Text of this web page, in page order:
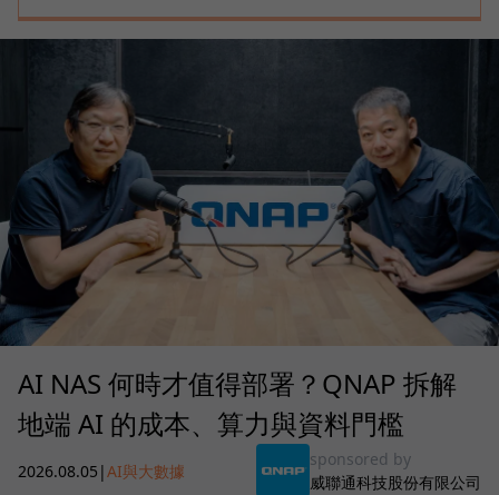
AI NAS 何時才值得部署？QNAP 拆解
地端 AI 的成本、算力與資料門檻
2026.08.05 |AI與大數據
sponsored by
威聯通科技股份有限公司